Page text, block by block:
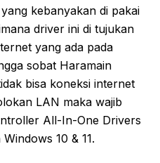
kebanyakan di pakai
driver ini di tujukan
yang ada pada
sobat Haramain
bisa koneksi internet
LAN maka wajib
All-In-One Drivers
10 & 11.